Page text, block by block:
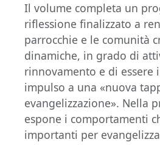
Il volume completa un
riflessione finalizzato a
parrocchie e le comunità
dinamiche, in grado di
rinnovamento e di essere
impulso a una «nuova
evangelizzazione». Nella
espone i comportamenti
importanti per